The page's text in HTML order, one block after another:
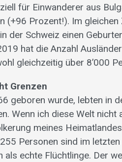
für Einwanderer aus
(+96 Prozent!). Im
der Schweiz einen
hat die Anzahl
gleichzeitig über 8’000
Grenzen
geboren wurde, lebten in
Wenn ich diese Welt
meines
Personen sind im
als echte Flüchtlinge. Der